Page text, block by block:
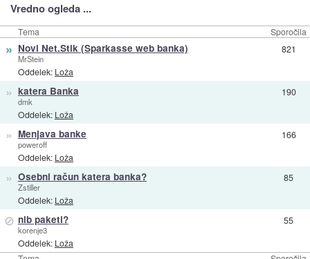
Vredno ogleda ...
Tema Sporočila
» Novi Net.Stik (Sparkasse web banka)
MrStein
Oddelek: Loža
821
» katera Banka
dmk
Oddelek: Loža
190
» Menjava banke
poweroff
Oddelek: Loža
166
» Osebni račun katera banka?
Zstiller
Oddelek: Loža
85
⊘ nlb paketi?
korenje3
Oddelek: Loža
55